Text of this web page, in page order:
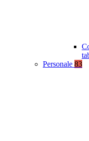
Personale 83